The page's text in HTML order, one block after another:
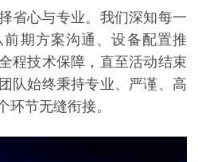
省心与专业。我们深知每一
期方案沟通、设备配置推
程技术保障，直至活动结束
队始终秉持专业、严谨、高
环节无缝衔接。